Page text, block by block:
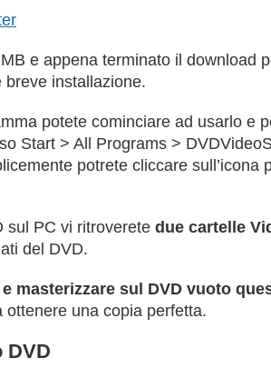
e appena terminato il download
installazione.
potete cominciare ad usarlo e
Start > All Programs >
potrete cliccare sull’icona
sul PC vi ritroverete due cartelle
del DVD.
masterizzare sul DVD vuoto
ottenere una copia perfetta.
DVD